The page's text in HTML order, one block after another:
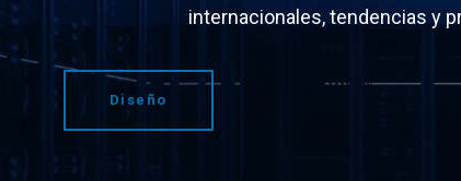
internacionales, tendencias y
Diseño